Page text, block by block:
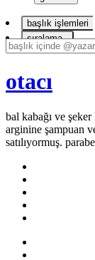
başlık işlemleri
sıralama
otacı
bal kabağı ve
arginine şampuan
satılıyormuş.